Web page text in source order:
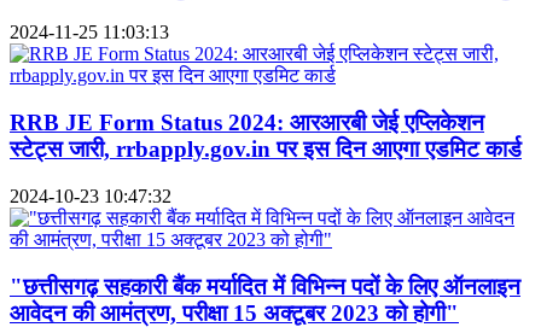
2024-11-25 11:03:13
RRB JE Form Status 2024: आरआरबी जेई एप्लिकेशन
स्टेट्स जारी, rrbapply.gov.in पर इस दिन आएगा एडमिट कार्ड
2024-10-23 10:47:32
"छत्तीसगढ़ सहकारी बैंक मर्यादित में विभिन्न पदों के लिए ऑनलाइन
आवेदन की आमंत्रण, परीक्षा 15 अक्टूबर 2023 को होगी"